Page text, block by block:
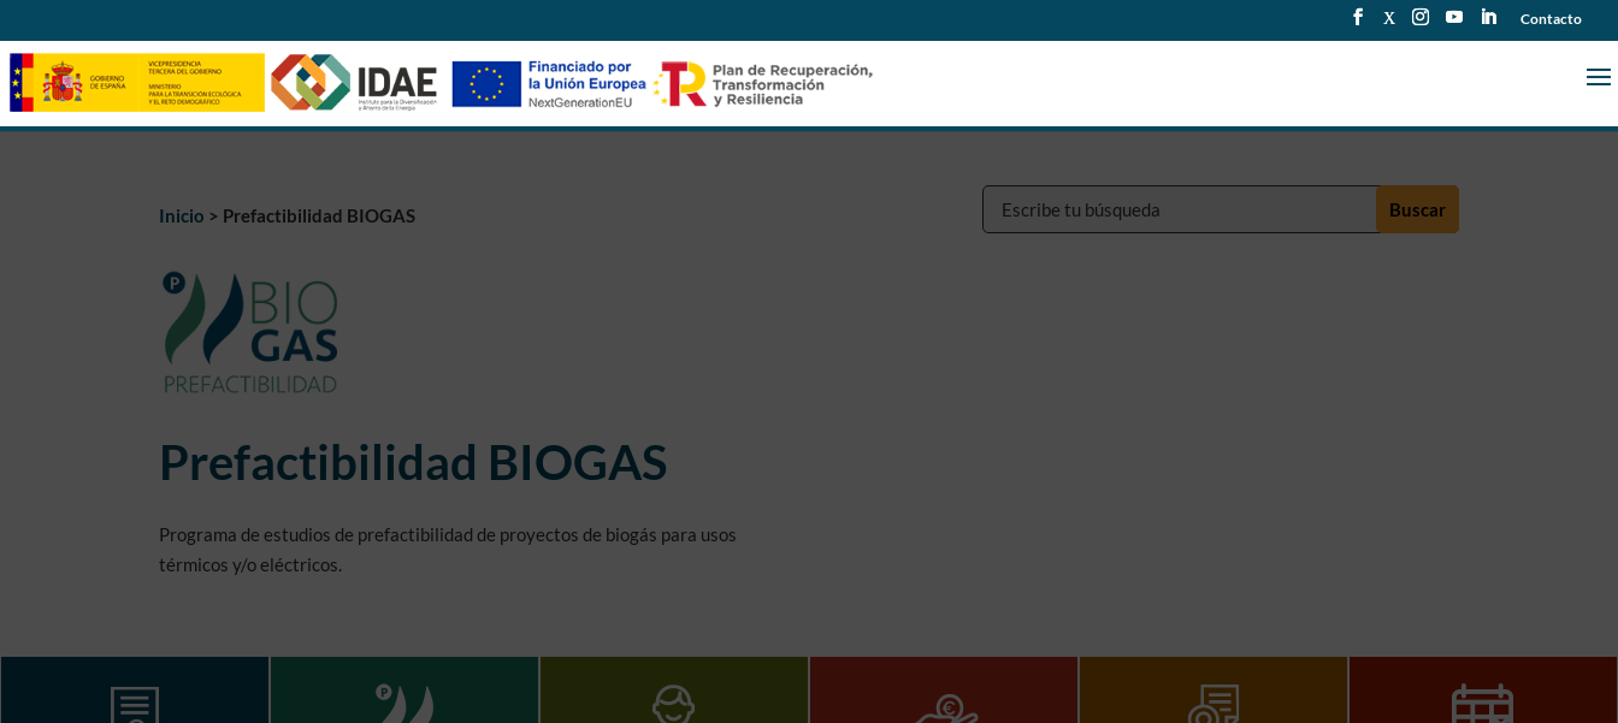
Contacto
Inicio > Prefactibilidad BIOGAS
Buscar:
Prefactibilidad BIOGAS
Programa de estudios de prefactibilidad de proyectos de biogás para usos
térmicos y/o eléctricos.